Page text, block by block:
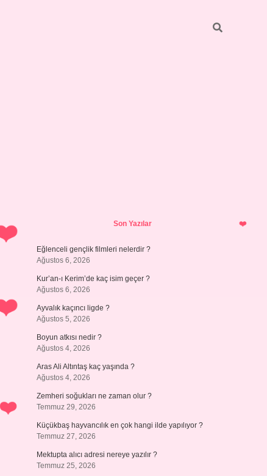
SidebarSon Yazılar
Eğlenceli gençlik filmleri nelerdir ?
Ağustos 6, 2026
Kur’an-ı Kerim’de kaç isim geçer ?
Ağustos 6, 2026
Ayvalık kaçıncı ligde ?
Ağustos 5, 2026
Boyun atkısı nedir ?
Ağustos 4, 2026
Aras Ali Altıntaş kaç yaşında ?
Ağustos 4, 2026
Zemheri soğukları ne zaman olur ?
Temmuz 29, 2026
Küçükbaş hayvancılık en çok hangi ilde yapılıyor ?
Temmuz 27, 2026
Mektupta alıcı adresi nereye yazılır ?
Temmuz 25, 2026